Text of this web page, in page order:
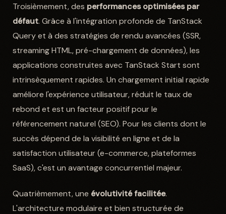
Troisièmement, des performances optimisées par
défaut. Grâce à l'intégration profonde de TanStack
Query et à des stratégies de rendu avancées (SSR,
streaming HTML, pré-chargement de données), les
applications construites avec TanStack Start sont
intrinsèquement rapides. Un chargement initial rapide
améliore l'expérience utilisateur, réduit le taux de
rebond et est un facteur positif pour le
référencement naturel (SEO). Pour les clients dont le
succès dépend de la visibilité en ligne et de la
satisfaction utilisateur (e-commerce, plateformes
SaaS), c'est un avantage concurrentiel majeur.
Quatrièmement, une évolutivité facilitée.
L'architecture modulaire et bien structurée de